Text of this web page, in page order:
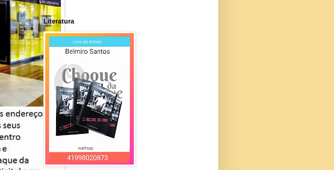
Literatura